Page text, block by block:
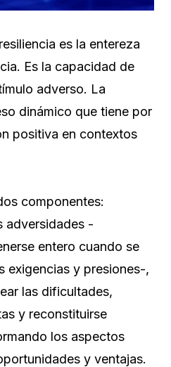
es la entereza
Es la capacidad de
adverso. La
dinámico que tiene por
positiva en contextos
componentes:
adversidades -
entero cuando se
exigencias y presiones-,
las dificultades,
y reconstituirse
los aspectos
y ventajas.